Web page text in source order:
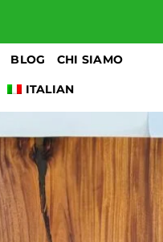
BLOG CHI SIAMO
ITALIAN